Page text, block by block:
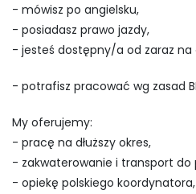
- mówisz po angielsku,
- posiadasz prawo jazdy,
- jesteś dostępny/a od zaraz na
- potrafisz pracować wg zasad
My oferujemy:
- pracę na dłuższy okres,
- zakwaterowanie i transport do
- opiekę polskiego koordynatora,